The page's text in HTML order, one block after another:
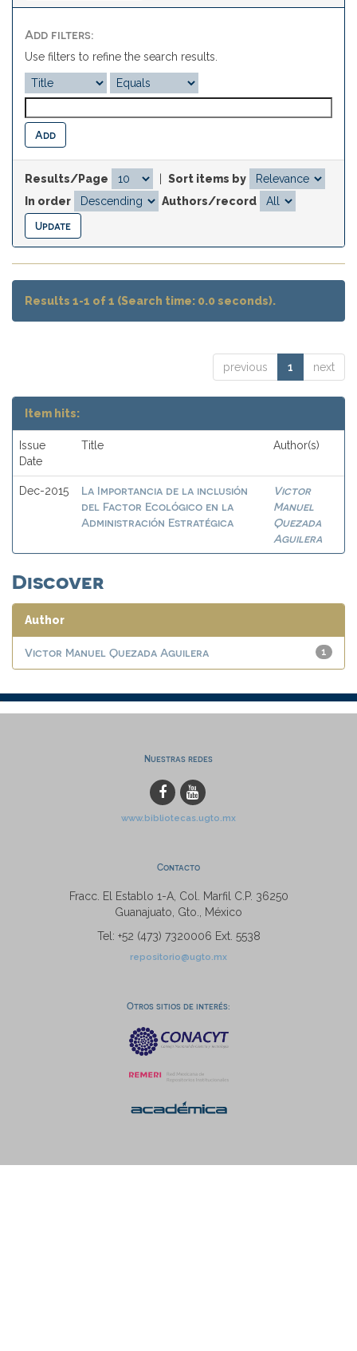
Add filters:
Use filters to refine the search results.
Results/Page
Sort items by
In order
Authors/record
Results 1-1 of 1 (Search time: 0.0 seconds).
previous 1 next
Item hits:
Issue
Date
Title Author(s)
Dec-2015
La Importancia de la inclusión
del Factor Ecológico en la
Administración Estratégica
Victor
Manuel
Quezada
Aguilera
Discover
Author
1
Victor Manuel Quezada Aguilera
Nuestras redes
www.bibliotecas.ugto.mx
Contacto
Fracc. El Establo 1-A, Col. Marfil C.P. 36250
Guanajuato, Gto., México
Tel: +52 (473) 7320006 Ext. 5538
repositorio@ugto.mx
Otros sitios de interés: